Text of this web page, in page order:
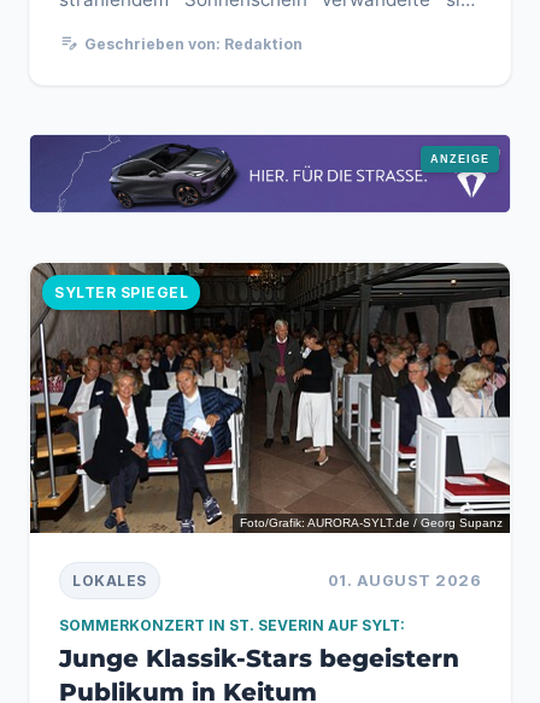
edit_note Geschrieben von: Redaktion
SYLTER SPIEGEL
Foto/Grafik: AURORA-SYLT.de / Georg Supanz
01. AUGUST 2026
LOKALES
SOMMERKONZERT IN ST. SEVERIN AUF SYLT:
Junge Klassik-Stars begeistern
Publikum in Keitum